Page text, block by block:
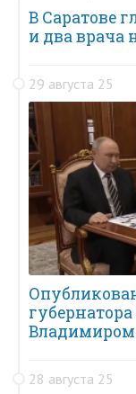
В Саратове
и два врача
29 августа 25
28 августа 25